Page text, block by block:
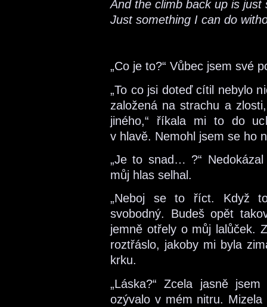
And the climb back up is
Just something I can do
„Co je to?“ Vůbec jsem své
„To co jsi doteď cítil nebylo
založená na strachu a
jiného,“ říkala mi to do
v hlavě. Nemohl jsem se ho
„Je to snad… ?“
můj hlas selhal.
„Neboj se to říct. Když
svobodný. Budeš opět
jemně otřely o můj lalůček.
roztřáslo, jakoby mi byla
krku.
„Láska?“ Zcela jasně
ozývalo v mém nitru.